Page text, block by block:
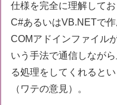
仕様を完全に理解して
C#あるいはVB.NETで
COMアドインファイル
いう手法で通信しなが
る処理をしてくれると
（ワテの意見）。